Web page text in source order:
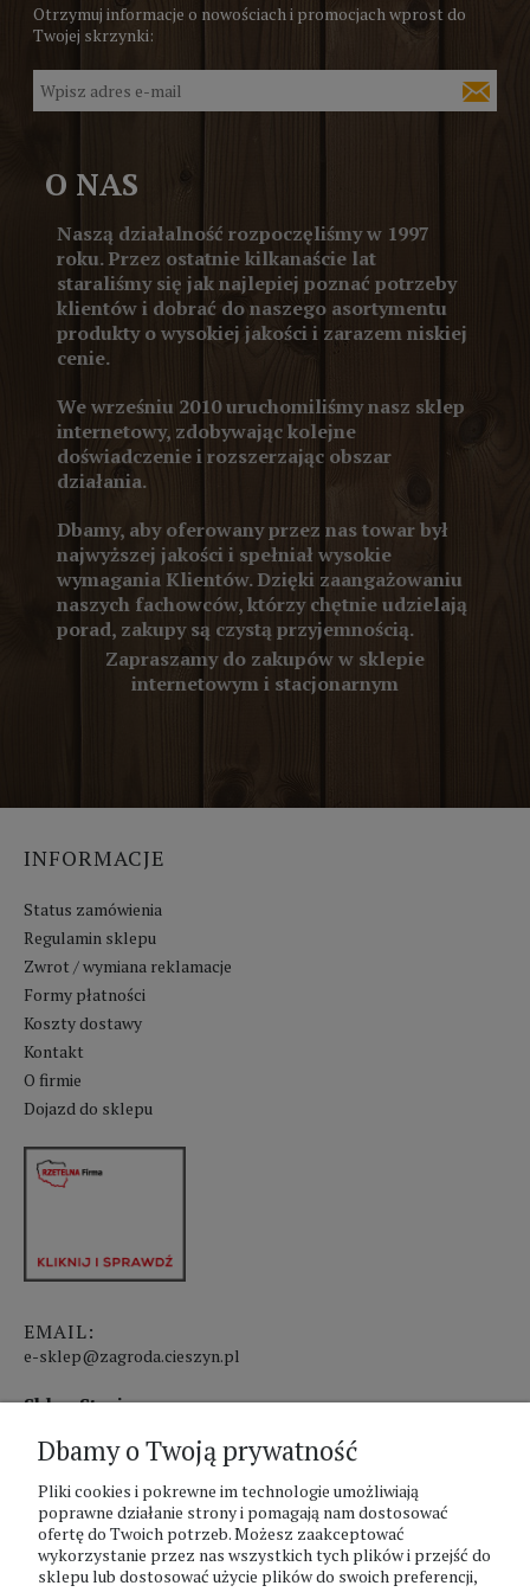
Otrzymuj informacje o nowościach i promocjach wprost do
Twojej skrzynki:
O NAS
Naszą działalność rozpoczęliśmy w 1997
roku. Przez ostatnie kilkanaście lat
staraliśmy się jak najlepiej poznać potrzeby
klientów i dobrać do naszego asortymentu
produkty o wysokiej jakości i zarazem niskiej
cenie.
We wrześniu 2010 uruchomiliśmy nasz sklep
internetowy, zdobywając kolejne
doświadczenie i rozszerzając obszar
działania.
Dbamy, aby oferowany przez nas towar był
najwyższej jakości i spełniał wysokie
wymagania Klientów. Dzięki zaangażowaniu
naszych fachowców, którzy chętnie udzielają
porad, zakupy są czystą przyjemnością.
Zapraszamy do zakupów w sklepie
internetowym i stacjonarnym
INFORMACJE
Status zamówienia
Regulamin sklepu
Zwrot / wymiana reklamacje
Formy płatności
Koszty dostawy
Kontakt
O firmie
Dojazd do sklepu
EMAIL:
e-sklep@zagroda.cieszyn.pl
Sklep Stacjonarny czynny:
pon.-pt. 8:00 - 17:00
sobota 8:00 - 13:00
PHU Zagroda A.Szlaur
ZAGRODA Centrum Ogrodnicze
Dbamy o Twoją prywatność
Pliki cookies i pokrewne im technologie umożliwiają
poprawne działanie strony i pomagają nam dostosować
ofertę do Twoich potrzeb. Możesz zaakceptować
wykorzystanie przez nas wszystkich tych plików i przejść do
sklepu lub dostosować użycie plików do swoich preferencji,